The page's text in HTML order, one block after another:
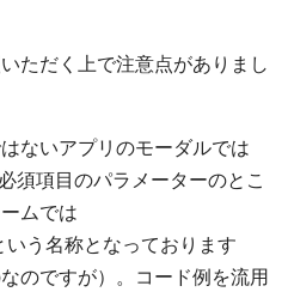
ただく上で注意点がありまし
ないアプリのモーダルでは
須項目のパラメーターのとこ
ムでは
いう名称となっております
のですが）。コード例を流用